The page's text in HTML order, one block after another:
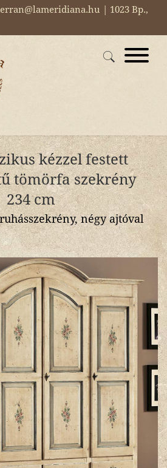
| 1023 Bp.,
kézzel festett
tömörfa szekrény
234 cm
négy ajtóval